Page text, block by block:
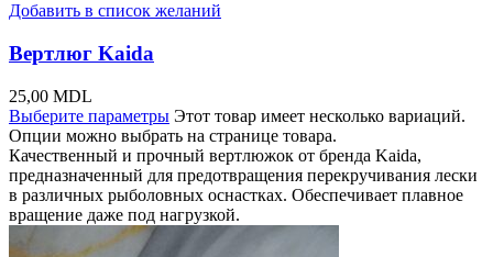
Добавить в список желаний
Вертлюг Kaida
25,00 MDL
Выберите параметры Этот товар имеет несколько вариаций.
Опции можно выбрать на странице товара.
Качественный и прочный вертлюжок от бренда Kaida,
предназначенный для предотвращения перекручивания лески
в различных рыболовных оснастках. Обеспечивает плавное
вращение даже под нагрузкой.